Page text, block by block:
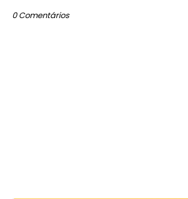
0 Comentários